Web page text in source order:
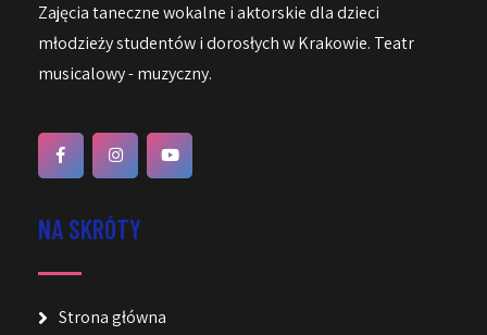
Zajęcia taneczne wokalne i aktorskie dla dzieci
młodzieży studentów i dorosłych w Krakowie. Teatr
musicalowy - muzyczny.
NA SKRÓTY
Strona główna